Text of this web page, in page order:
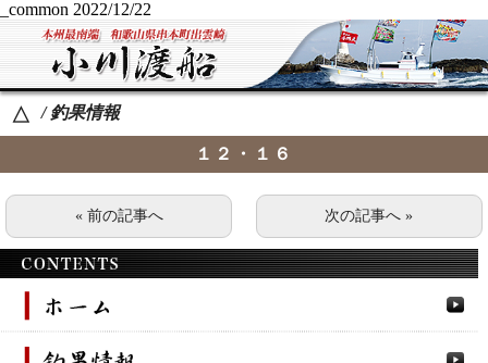
_common 2022/12/22
△ / 釣果情報
１２・１６
« 前の記事へ 次の記事へ »